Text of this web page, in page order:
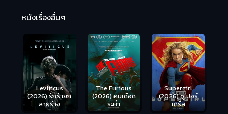
หนังเรื่องอื่นๆ
Leviticus
(2026) รักร้ายก
ลายร่าง
The Furious
(2026) คนเดือด
ระห่ำ
Supergirl
(2026) ซูเปอร์
เกิร์ล